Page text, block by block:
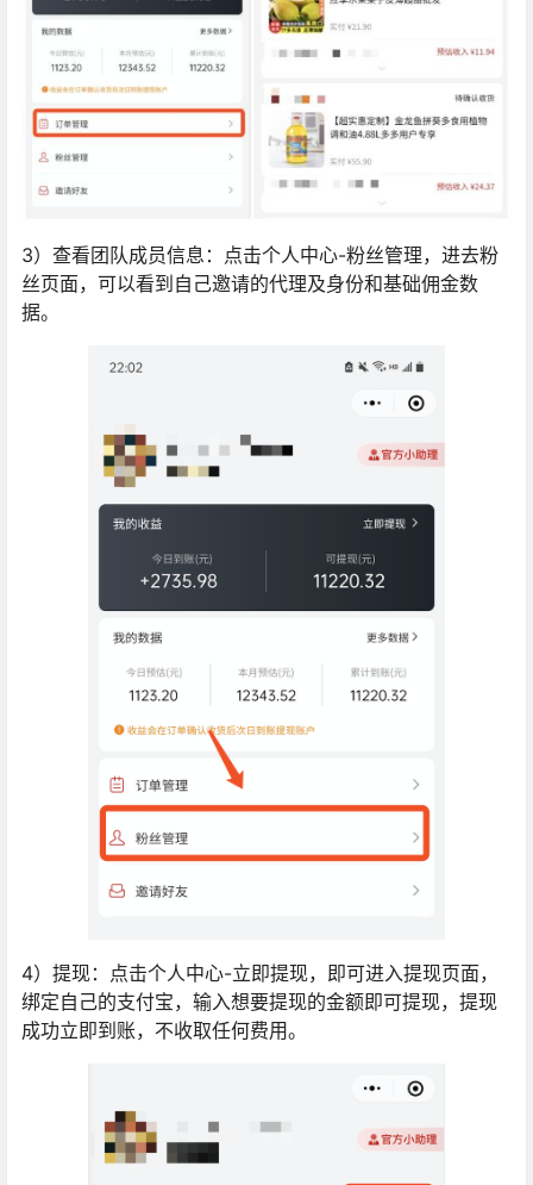
3）查看团队成员信息：点击个人中心-粉丝管理，进去粉
丝页面，可以看到自己邀请的代理及身份和基础佣金数
据。
4）提现：点击个人中心-立即提现，即可进入提现页面，
绑定自己的支付宝，输入想要提现的金额即可提现，提现
成功立即到账，不收取任何费用。